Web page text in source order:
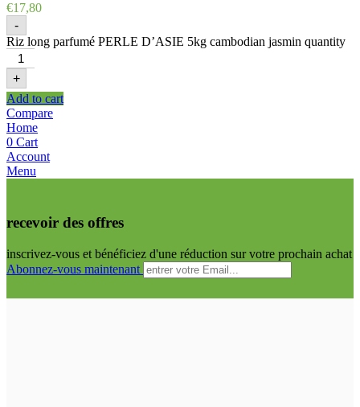
€17,80
-
Riz long parfumé PERLE D’ASIE 5kg cambodian jasmin quantity
+
Add to cart
Compare
Home
0 Cart
Account
Menu
recevoir des offres
inscrivez-vous et bénéficiez d'une réduction sur votre prochain achat
Abonnez-vous maintenant